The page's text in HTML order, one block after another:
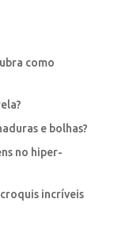
como
e bolhas?
no hiper-
incríveis